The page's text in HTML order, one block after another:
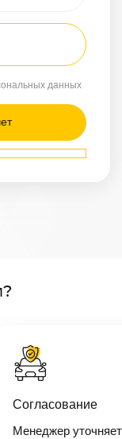
данных
Согласование
Менеджер уточняет